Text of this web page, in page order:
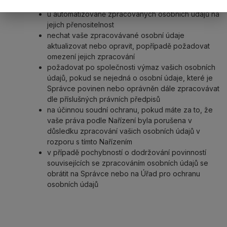
u automatizovaně zpracovaných osobních údajů na
jejich přenositelnost
nechat vaše zpracovávané osobní údaje
aktualizovat nebo opravit, popřípadě požadovat
omezení jejich zpracování
požadovat po společnosti výmaz vašich osobních
údajů, pokud se nejedná o osobní údaje, které je
Správce povinen nebo oprávněn dále zpracovávat
dle příslušných právních předpisů
na účinnou soudní ochranu, pokud máte za to, že
vaše práva podle Nařízení byla porušena v
důsledku zpracování vašich osobních údajů v
rozporu s tímto Nařízením
v případě pochybností o dodržování povinností
souvisejících se zpracováním osobních údajů se
obrátit na Správce nebo na Úřad pro ochranu
osobních údajů